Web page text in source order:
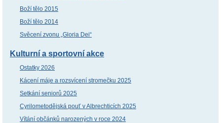
Boží tělo 2015
Boží tělo 2014
Svěcení zvonu „Gloria Dei“
Kulturní a sportovní akce
Ostatky 2026
Kácení máje a rozsvícení stromečku 2025
Setkání seniorů 2025
Cyrilometodějská pouť v Albrechticích 2025
Vítání občánků narozených v roce 2024